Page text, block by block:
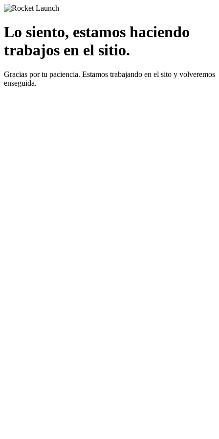
Lo siento, estamos haciendo
trabajos en el sitio.
Gracias por tu paciencia. Estamos trabajando en el sito y volveremos
enseguida.